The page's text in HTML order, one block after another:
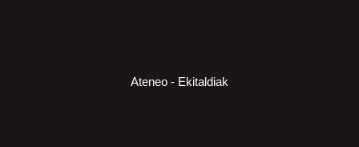
Ateneo - Ekitaldiak